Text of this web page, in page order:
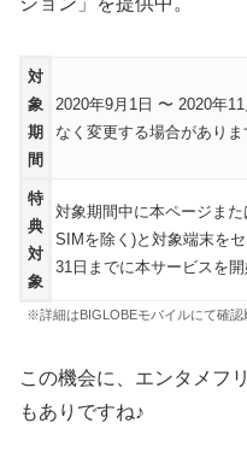
対
象
期
間
2020年9月1日 〜 2020年
なく変更する場合がありま
特
典
対
象
対象期間中に本ページま
SIMを除く)と対象端末を
31日までに本サービスを
※詳細はBIGLOBEモバイルにて確認
この機会に、エンタメフ
もありですね♪